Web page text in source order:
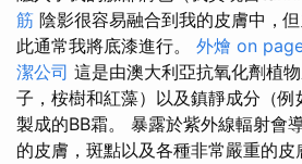
筋 陰影很容易融合到我的皮膚中，
此通常我將底漆進行。 外燴 on
潔公司 這是由澳大利亞抗氧化劑植
子，桉樹和紅藻）以及鎮靜成分（例
製成的BB霜。 暴露於紫外線輻射會
的皮膚，斑點以及各種非常嚴重的皮